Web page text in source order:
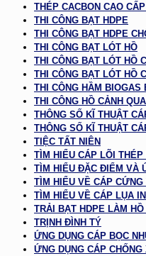
THÉP CACBON CAO
THI CÔNG BẠT HDPE
THI CÔNG BẠT HDPE
THI CÔNG BẠT LÓT HỒ
THI CÔNG BẠT LÓT HỒ
THI CÔNG BẠT LÓT HỒ
THI CÔNG HẦM BIOGAS
THI CÔNG HỒ CẢNH
THÔNG SỐ KĨ THUẬT
THÔNG SỐ KĨ THUẬT
TIỆC TẤT NIÊN
TÌM HIỂU CÁP LÕI THÉP
TÌM HIỂU ĐẶC ĐIỂM VÀ
TÌM HIỂU VỀ CÁP CỨNG
TÌM HIỂU VỀ CÁP LỤA
TRẢI BẠT HDPE LÀM HỒ
TRỊNH ĐÌNH TÝ
ỨNG DỤNG CÁP BỌC
ỨNG DỤNG CÁP CHỐNG